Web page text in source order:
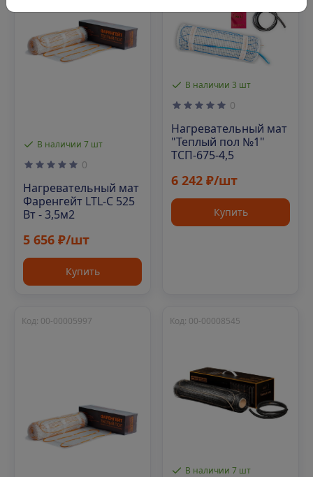
В наличии 7 шт
0
Нагревательный мат
Фаренгейт LTL-C 525
Вт - 3,5м2
5 656 ₽/шт
Купить
В наличии 3 шт
0
Нагревательный мат
"Теплый пол №1"
ТСП-675-4,5
6 242 ₽/шт
Купить
Код: 00-00005997
В наличии 7 шт
Код: 00-00008545